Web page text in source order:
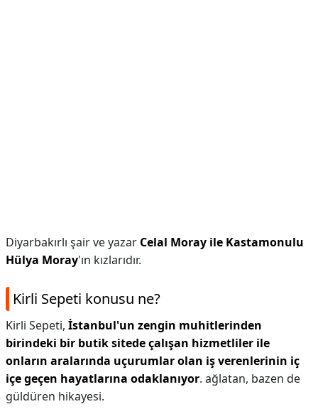
Diyarbakırlı şair ve yazar Celal Moray ile Kastamonulu
Hülya Moray'ın kızlarıdır.
Kirli Sepeti konusu ne?
Kirli Sepeti, İstanbul'un zengin muhitlerinden
birindeki bir butik sitede çalışan hizmetliler ile
onların aralarında uçurumlar olan iş verenlerinin iç
içe geçen hayatlarına odaklanıyor. ağlatan, bazen de
güldüren hikayesi.